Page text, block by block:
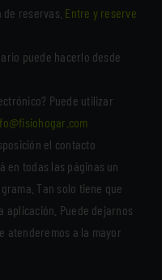
reservas. Entre y reserve
puede hacerlo desde
Puede utilizar
el contacto
en todas las páginas un
Tan solo tiene que
aplicación. Puede dejarnos
atenderemos a la mayor